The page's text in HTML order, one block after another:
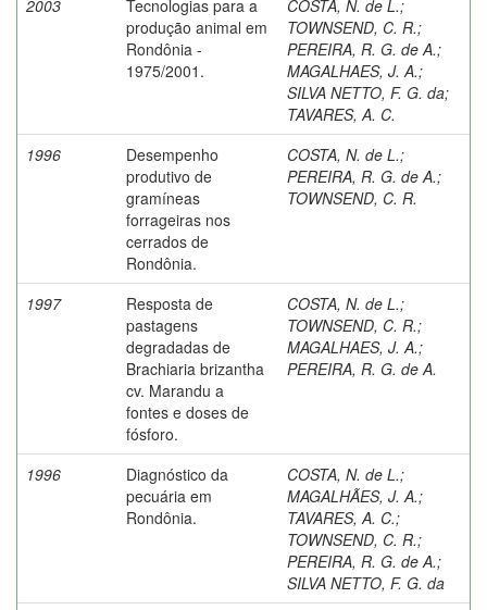
2003
Tecnologias para a
produção animal em
Rondônia -
1975/2001.
COSTA, N. de L.;
TOWNSEND, C. R.;
PEREIRA, R. G. de A.;
MAGALHAES, J. A.;
SILVA NETTO, F. G. da;
TAVARES, A. C.
1996
Desempenho
produtivo de
gramíneas
forrageiras nos
cerrados de
Rondônia.
COSTA, N. de L.;
PEREIRA, R. G. de A.;
TOWNSEND, C. R.
1997
Resposta de
pastagens
degradadas de
Brachiaria brizantha
cv. Marandu a
fontes e doses de
fósforo.
COSTA, N. de L.;
TOWNSEND, C. R.;
MAGALHAES, J. A.;
PEREIRA, R. G. de A.
1996
Diagnóstico da
pecuária em
Rondônia.
COSTA, N. de L.;
MAGALHÃES, J. A.;
TAVARES, A. C.;
TOWNSEND, C. R.;
PEREIRA, R. G. de A.;
SILVA NETTO, F. G. da